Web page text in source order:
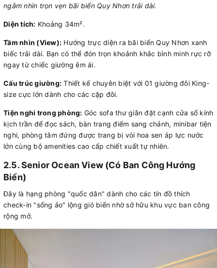
ngắm nhìn trọn vẹn bãi biển Quy Nhơn trải dài.
Diện tích: Khoảng 34m².
Tầm nhìn (View): Hướng trực diện ra bãi biển Quy Nhơn xanh
biếc trải dài. Bạn có thể đón trọn khoảnh khắc bình minh rực rỡ
ngay từ chiếc giường êm ái.
Cấu trúc giường: Thiết kế chuyên biệt với 01 giường đôi King-
size cực lớn dành cho các cặp đôi.
Tiện nghi trong phòng: Góc sofa thư giãn đặt cạnh cửa sổ kính
kịch trần để đọc sách, bàn trang điểm sang chảnh, minibar tiện
nghi, phòng tắm đứng được trang bị vòi hoa sen áp lực nước
lớn cùng bộ amenities cao cấp chiết xuất tự nhiên.
2.5. Senior Ocean View (Có Ban Công Hướng
Biển)
Đây là hạng phòng "quốc dân" dành cho các tín đồ thích
check-in "sống ảo" lộng gió biển nhờ sở hữu khu vực ban công
rộng mở.